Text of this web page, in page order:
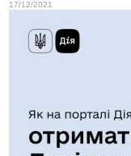
17/12/2021